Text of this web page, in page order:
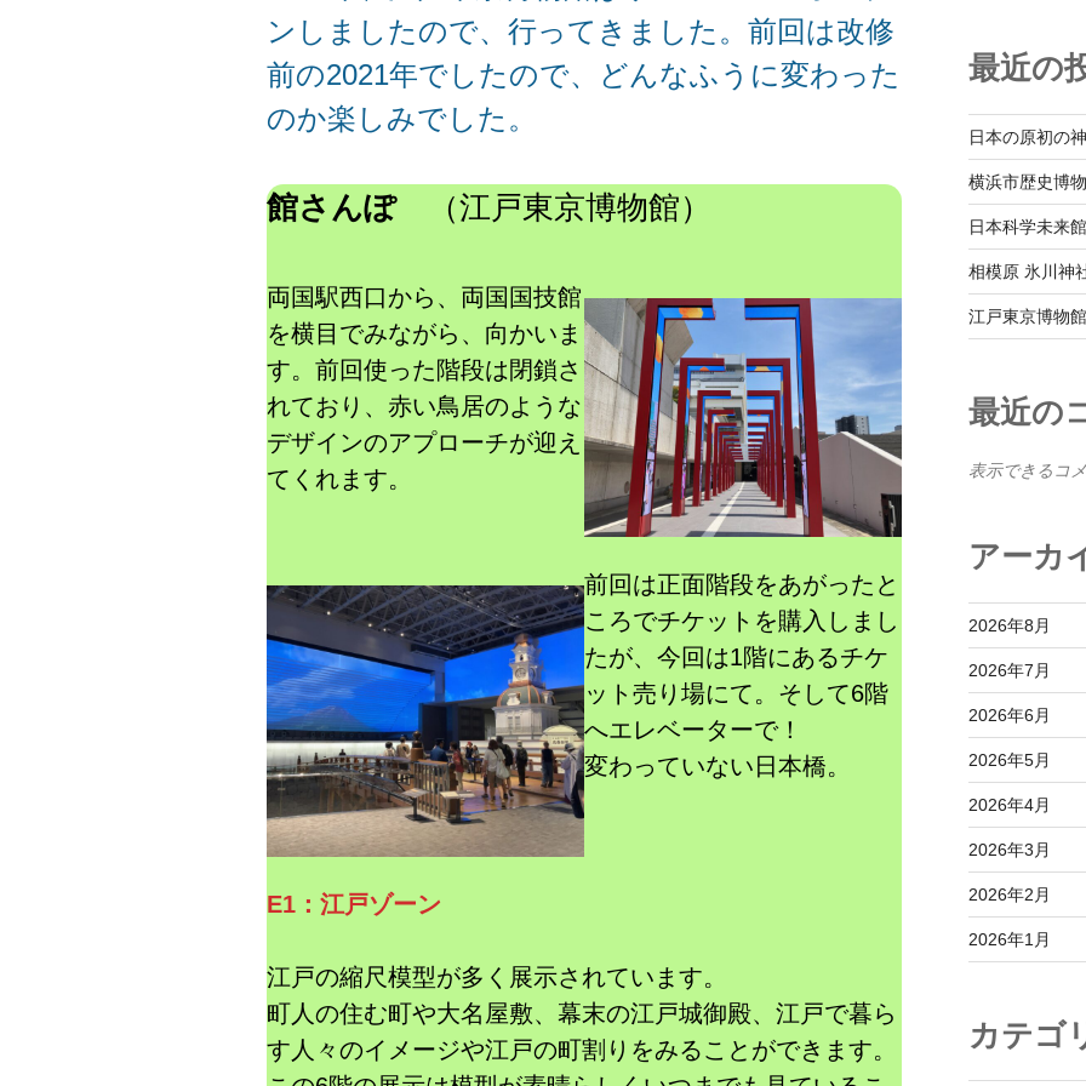
ンしましたので、行ってきました。前回は改修
前の2021年でしたので、どんなふうに変わった
のか楽しみでした。
館さんぽ（江戸東京博物館）
両国駅西口から、両国国技館
を横目でみながら、向かいま
す。前回使った階段は閉鎖さ
れており、赤い鳥居のような
デザインのアプローチが迎え
てくれます。
前回は正面階段をあがったと
ころでチケットを購入しまし
たが、今回は1階にあるチケ
ット売り場にて。そして6階
へエレベーターで！
変わっていない日本橋。
E1：江戸ゾーン
江戸の縮尺模型が多く展示されています。
町人の住む町や大名屋敷、幕末の江戸城御殿、江戸で暮ら
す人々のイメージや江戸の町割りをみることができます。
最近の
日本の原初の
横浜市歴史博
日本科学未来
相模原 氷川神
江戸東京博物
最近の
表示できるコ
アーカ
2026年8月
2026年7月
2026年6月
2026年5月
2026年4月
2026年3月
2026年2月
2026年1月
カテゴ